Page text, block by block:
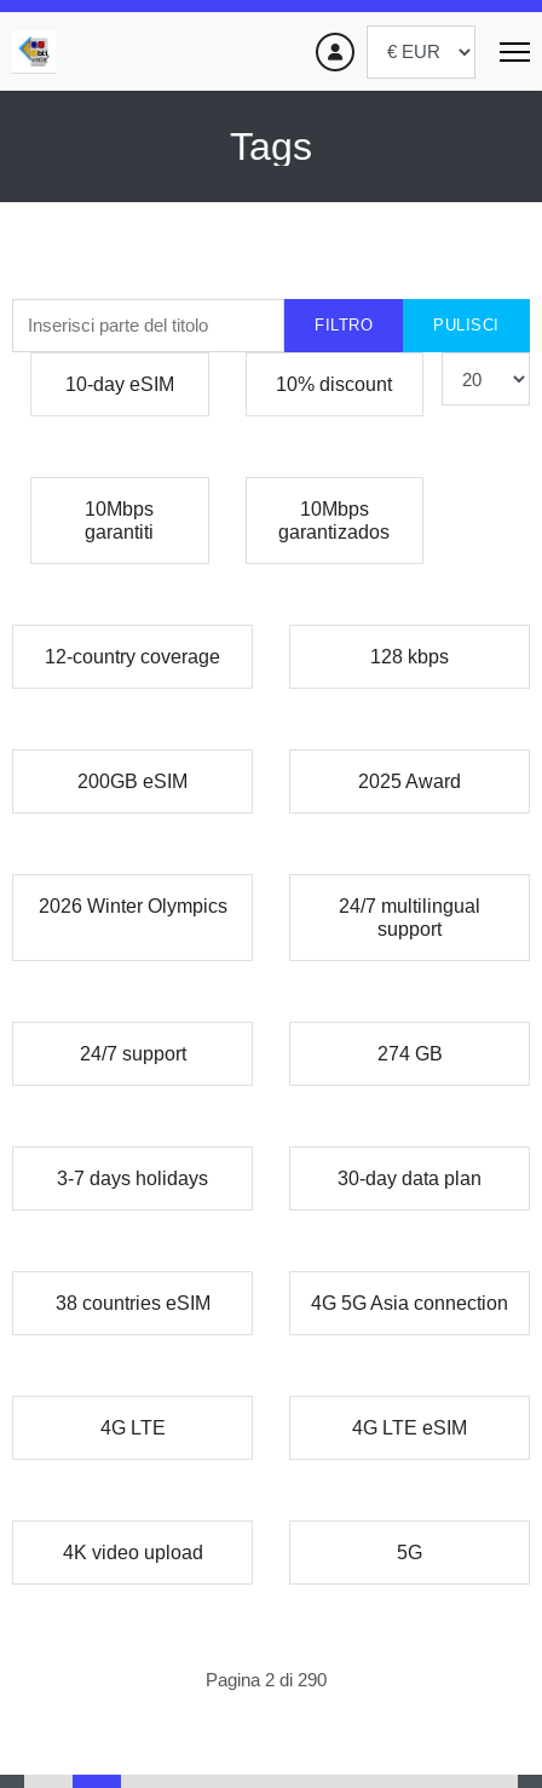
Tags
FILTRO PULISCI
10-day eSIM
10% discount
10Mbps
garantiti
10Mbps
garantizados
12-country coverage 128 kbps
200GB eSIM 2025 Award
2026 Winter Olympics
24/7 multilingual
support
24/7 support 274 GB
3-7 days holidays 30-day data plan
38 countries eSIM 4G 5G Asia connection
4G LTE 4G LTE eSIM
4K video upload 5G
Pagina 2 di 290